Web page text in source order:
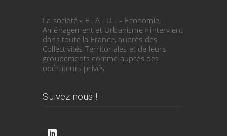
La société « E . A . U . – Economie,
Aménagement et Urbanisme » intervient
dans toute la France, auprès des
Collectivités Territoriales et de leurs
groupements comme auprès des
opérateurs privés.
Suivez nous !